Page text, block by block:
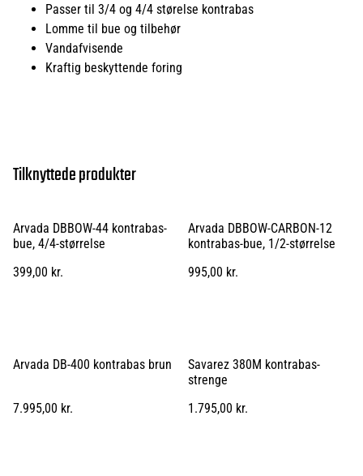
Passer til 3/4 og 4/4 størelse kontrabas
Lomme til bue og tilbehør
Vandafvisende
Kraftig beskyttende foring
Tilknyttede produkter
Arvada DBBOW-44 kontrabas-
bue, 4/4-størrelse
399,00 kr.
Arvada DBBOW-CARBON-12
kontrabas-bue, 1/2-størrelse
995,00 kr.
Arvada DB-400 kontrabas brun
7.995,00 kr.
Savarez 380M kontrabas-
strenge
1.795,00 kr.